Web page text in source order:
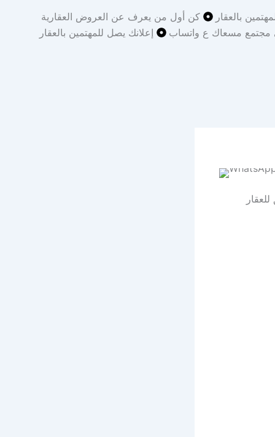
بالعقار
كن أول من يعرف عن العروض العقارية
مجتمع مسعاك ع واتساب
إعلانك يصل للمهتمين بالعقار